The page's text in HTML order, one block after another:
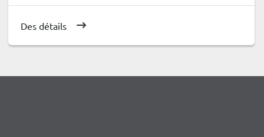
Des détails